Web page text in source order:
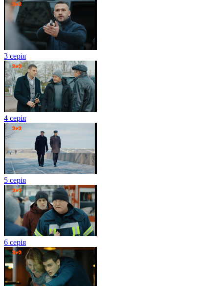
3 серія
4 серія
5 серія
6 серія